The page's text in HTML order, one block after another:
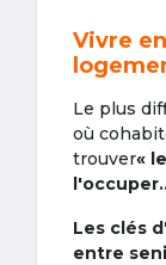
Vivre
Le plus
où
trouver«
Les clés
entre